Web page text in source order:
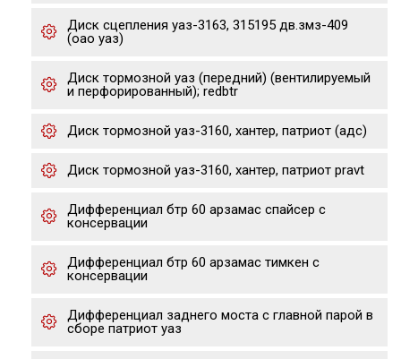
Диск сцепления уаз-3163, 315195 дв.змз-409
(оао уаз)
Диск тормозной уаз (передний) (вентилируемый
и перфорированный); redbtr
Диск тормозной уаз-3160, хантер, патриот (адс)
Диск тормозной уаз-3160, хантер, патриот pravt
Дифференциал бтр 60 арзамас спайсер с
консервации
Дифференциал бтр 60 арзамас тимкен с
консервации
Дифференциал заднего моста с главной парой в
сборе патриот уаз